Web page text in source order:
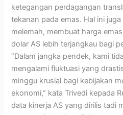
ketegangan perdagangan
tekanan pada emas. Hal ini
melemah, membuat harga
dolar AS lebih terjangkau bagi
“Dalam jangka pendek, kami
mengalami fluktuasi yang
minggu krusial bagi kebijakan
ekonomi,” kata Trivedi kepada
data kinerja AS yang dirilis tadi